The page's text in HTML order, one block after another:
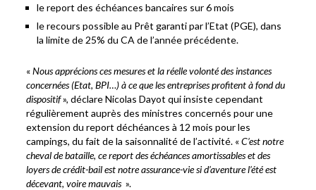
le report des échéances bancaires sur 6 mois
le recours possible au Prêt garanti par l’Etat (PGE), dans
la limite de 25% du CA de l’année précédente.
«Nous apprécions ces mesures et la réelle volonté des instances
concernées (Etat, BPI…) à ce que les entreprises profitent à fond du
dispositif», déclare Nicolas Dayot qui insiste cependant
régulièrement auprès des ministres concernés pour une
extension du report déchéances à 12 mois pour les
campings, du fait de la saisonnalité de l’activité. «C’est notre
cheval de bataille, ce report des échéances amortissables et des
loyers de crédit-bail est notre assurance-vie si d’aventure l’été est
décevant, voire mauvais».